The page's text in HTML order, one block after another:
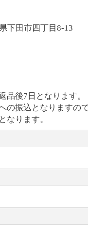
田市四丁目8-13
品後7日となります。
の振込となりますので
なります。